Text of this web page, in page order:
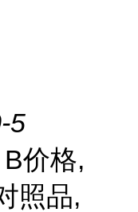
5
价格,
照品,